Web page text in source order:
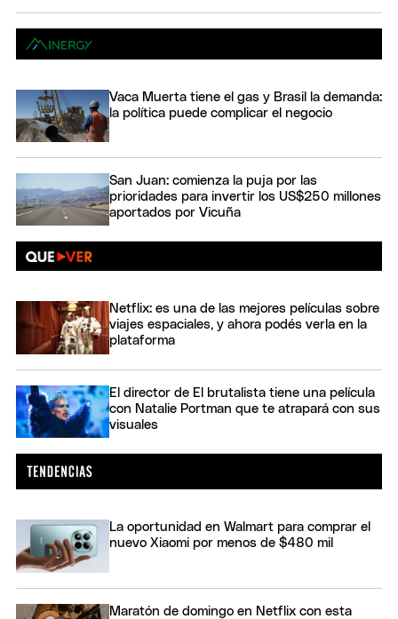
Vaca Muerta tiene el gas y Brasil la demanda:
la política puede complicar el negocio
San Juan: comienza la puja por las
prioridades para invertir los US$250 millones
aportados por Vicuña
Netflix: es una de las mejores películas sobre
viajes espaciales, y ahora podés verla en la
plataforma
El director de El brutalista tiene una película
con Natalie Portman que te atrapará con sus
visuales
La oportunidad en Walmart para comprar el
nuevo Xiaomi por menos de $480 mil
Maratón de domingo en Netflix con esta